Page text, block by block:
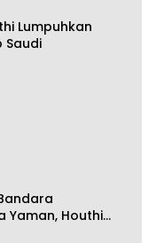
Lumpuhkan
Saudi
Yaman, Houthi